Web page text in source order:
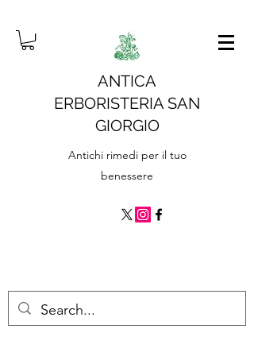
ANTICA
ERBORISTERIA SAN
GIORGIO
Antichi rimedi per il tuo
benessere